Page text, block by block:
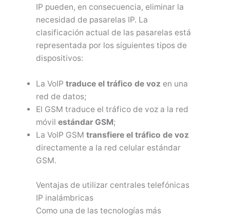
IP pueden, en consecuencia, eliminar la
necesidad de pasarelas IP. La
clasificación actual de las pasarelas está
representada por los siguientes tipos de
dispositivos:
La VoIP traduce el tráfico de voz en una
red de datos;
El GSM traduce el tráfico de voz a la red
móvil estándar GSM;
La VoIP GSM transfiere el tráfico de voz
directamente a la red celular estándar
GSM.
Ventajas de utilizar centrales telefónicas
IP inalámbricas
Como una de las tecnologías más